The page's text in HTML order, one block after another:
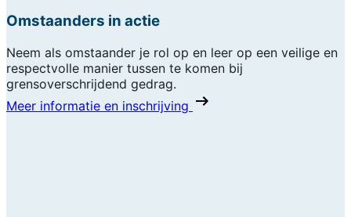
Omstaanders in actie
Neem als omstaander je rol op en leer op een veilige en
respectvolle manier tussen te komen bij
grensoverschrijdend gedrag.
Meer informatie en inschrijving